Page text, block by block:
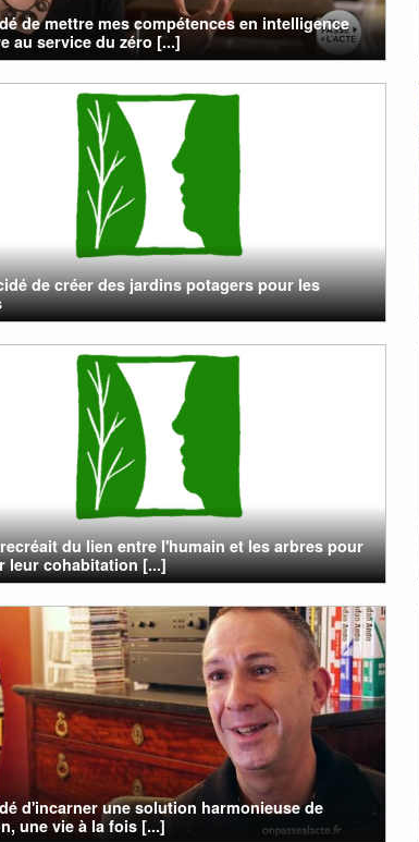
de mettre mes compétences en intelligence
au service du zéro [...]
de créer des jardins potagers pour les
du lien entre l'humain et les arbres pour
leur cohabitation [...]
d'incarner une solution harmonieuse de
une vie à la fois [...]